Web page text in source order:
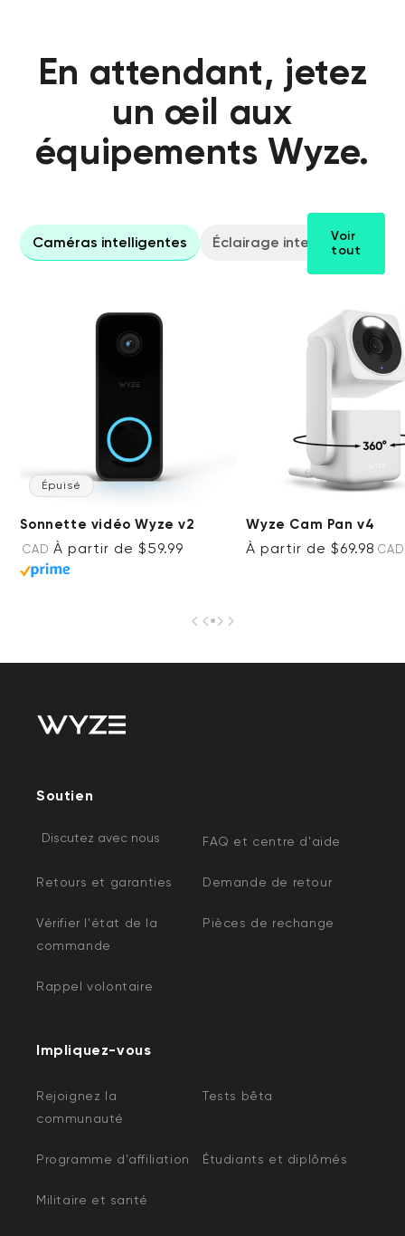
En attendant, jetez
un œil aux
équipements Wyze.
Caméras intelligentes Éclairage intelligent
Voir
tout
Épuisé
Sonnette vidéo Wyze v2
Prix ​​régulier
CADAccord
À partir de $59.99
Wyze Cam Pan v4
Prix ​​régulier
À partir de $69.98 CAD
Soutien
Discutez avec nous FAQ et centre d'aide
Retours et garanties Demande de retour
Vérifier l'état de la
commande
Pièces de rechange
Rappel volontaire
Impliquez-vous
Rejoignez la
communauté
Tests bêta
Programme d'affiliation Étudiants et diplômés
Militaire et santé